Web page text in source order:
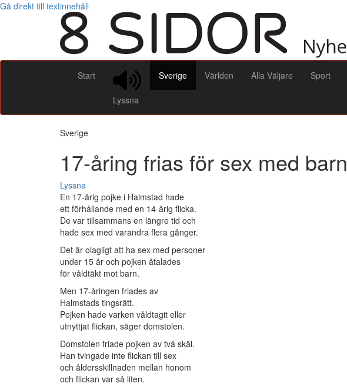
Gå direkt till textinnehåll
Start
Lyssna
Sverige Världen Alla Väljare Sport
Sverige
17-åring frias för sex med barn
Lyssna
En 17-årig pojke i Halmstad hade
ett förhållande med en 14-årig flicka.
De var tillsammans en längre tid och
hade sex med varandra flera gånger.
Det är olagligt att ha sex med personer
under 15 år och pojken åtalades
för våldtäkt mot barn.
Men 17-åringen friades av
Halmstads tingsrätt.
Pojken hade varken våldtagit eller
utnyttjat flickan, säger domstolen.
Domstolen friade pojken av två skäl.
Han tvingade inte flickan till sex
och åldersskillnaden mellan honom
och flickan var så liten.